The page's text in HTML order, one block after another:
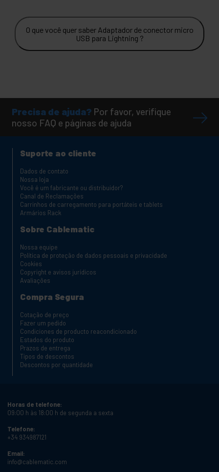
O que você quer saber Adaptador de conector micro
USB para Lightning ?
Precisa de ajuda? Por favor, verifique
nosso FAQ e páginas de ajuda
Suporte ao cliente
Dados de contato
Nossa loja
Você é um fabricante ou distribuidor?
Canal de Reclamações
Carrinhos de carregamento para portáteis e tablets
Armários Rack
Sobre Cablematic
Nossa equipe
Política de proteção de dados pessoais e privacidade
Cookies
Copyright e avisos jurídicos
Avaliações
Compra Segura
Cotação de preço
Fazer um pedido
Condiciones de producto reacondicionado
Estados do produto
Prazos de entrega
Tipos de descontos
Descontos por quantidade
Horas de telefone:
09:00 h às 18:00 h de segunda a sexta
Telefone:
+34 934987121
Email:
info@cablematic.com